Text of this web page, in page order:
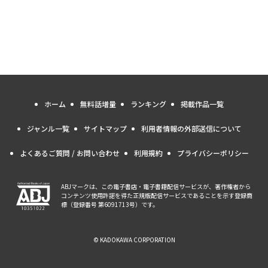
ホーム 無料話増量 ランキング 掲載作品一覧
ジャンル一覧 サイトマップ 利用者情報の外部送信について
よくあるご質問 / お問い合わせ 利用規約 プライバシーポリシー
ABJマークは、この電子書店・電子書籍配信サービスが、著作権者から
コンテンツ使用許諾を得た正規版配信サービスであることを示す登録商
標（登録番号 第6091713号）です。
© KADOKAWA CORPORATION